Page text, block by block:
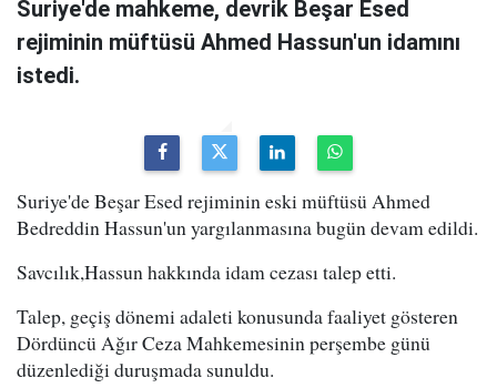
Suriye'de mahkeme, devrik Beşar Esed
rejiminin müftüsü Ahmed Hassun'un idamını
istedi.
Suriye'de Beşar Esed rejiminin eski müftüsü Ahmed
Bedreddin Hassun'un yargılanmasına bugün devam edildi.
Savcılık,Hassun hakkında idam cezası talep etti.
Talep, geçiş dönemi adaleti konusunda faaliyet gösteren
Dördüncü Ağır Ceza Mahkemesinin perşembe günü
düzenlediği duruşmada sunuldu.